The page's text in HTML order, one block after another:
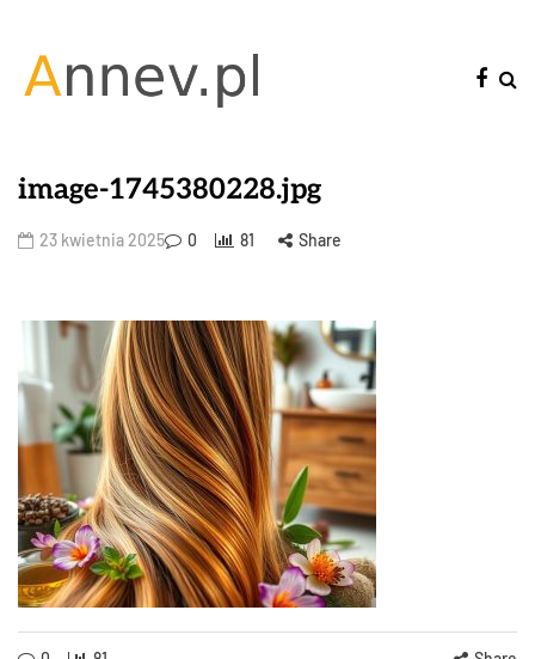
image-1745380228.jpg
23 kwietnia 2025 0 81 Share